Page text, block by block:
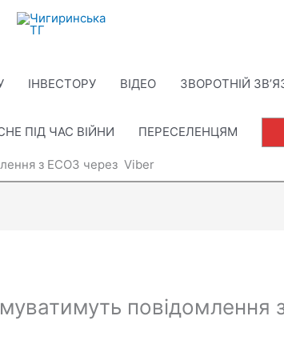
ІНВЕСТОРУ ВІДЕО ЗВОРОТНІЙ
ПІД ЧАС ВІЙНИ ПЕРЕСЕЛЕНЦЯМ
з ЕСОЗ через Viber
повідомлення